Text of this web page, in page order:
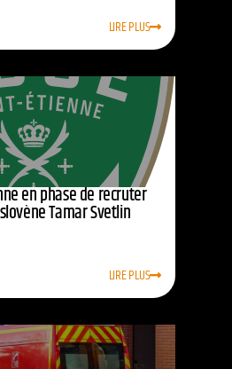
LIRE PLUS
en phase de recruter
Tamar Svetlin
LIRE PLUS